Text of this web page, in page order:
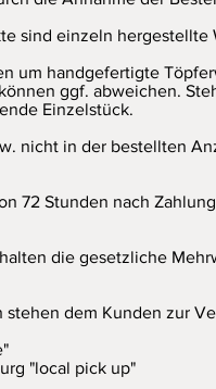
sind einzeln
um handgefertigte
ggf. abweichen.
Einzelstück.
nicht in der bestellten
72 Stunden nach
die gesetzliche
dem Kunden zur
"local pick up"